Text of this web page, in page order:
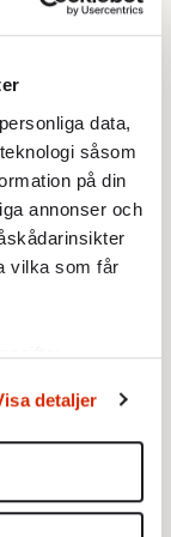
data,
såsom
på din
annonser och
vilka som får
när som
innehållet
detaljer
år gammal.
till sista
dog den
det var
den 6 juni, 77
för ”Ugglan”
Politiker
dog den 10